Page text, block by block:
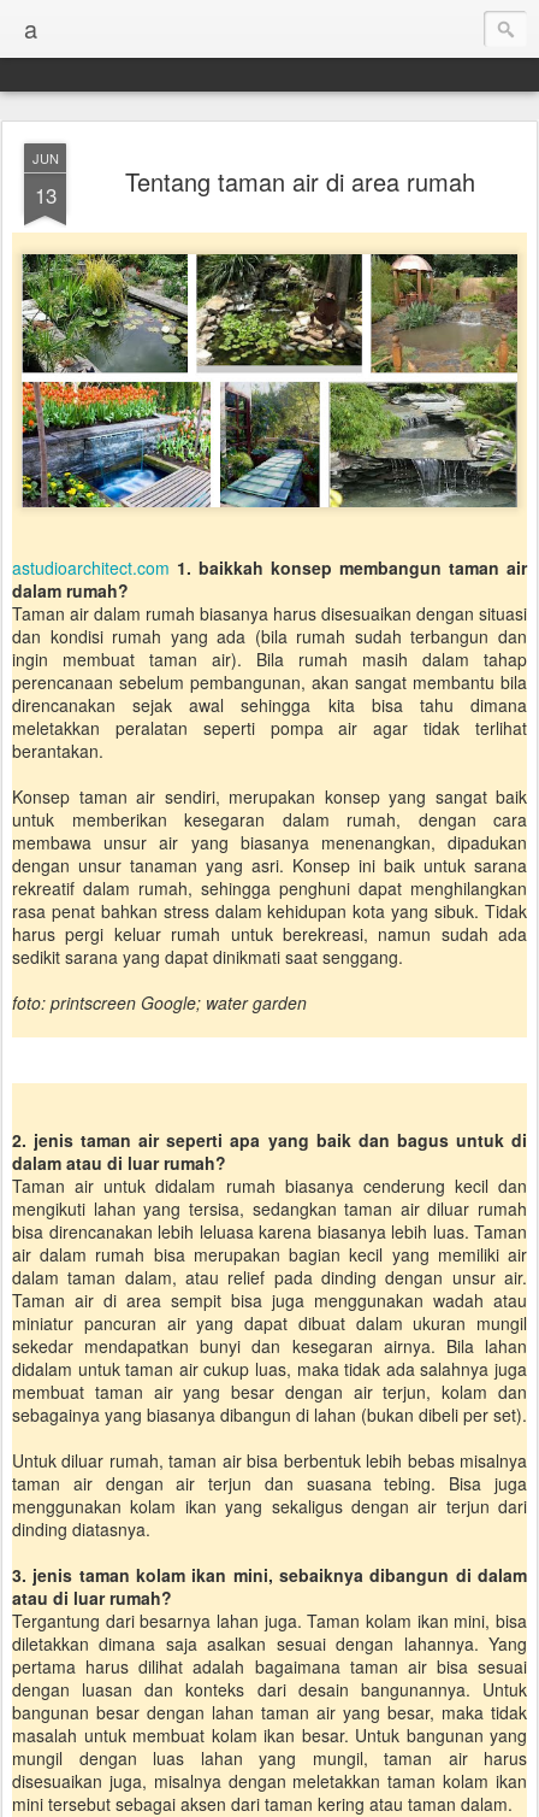
a
JUN
13 Tentang taman air di area rumah
astudioarchitect.com 1. baikkah konsep membangun taman air
dalam rumah?
Taman air dalam rumah biasanya harus disesuaikan dengan situasi
dan kondisi rumah yang ada (bila rumah sudah terbangun dan
ingin membuat taman air). Bila rumah masih dalam tahap
perencanaan sebelum pembangunan, akan sangat membantu bila
direncanakan sejak awal sehingga kita bisa tahu dimana
meletakkan peralatan seperti pompa air agar tidak terlihat
berantakan.
Konsep taman air sendiri, merupakan konsep yang sangat baik
untuk memberikan kesegaran dalam rumah, dengan cara
membawa unsur air yang biasanya menenangkan, dipadukan
dengan unsur tanaman yang asri. Konsep ini baik untuk sarana
rekreatif dalam rumah, sehingga penghuni dapat menghilangkan
rasa penat bahkan stress dalam kehidupan kota yang sibuk. Tidak
harus pergi keluar rumah untuk berekreasi, namun sudah ada
sedikit sarana yang dapat dinikmati saat senggang.
foto: printscreen Google; water garden
2. jenis taman air seperti apa yang baik dan bagus untuk di
dalam atau di luar rumah?
Taman air untuk didalam rumah biasanya cenderung kecil dan
mengikuti lahan yang tersisa, sedangkan taman air diluar rumah
bisa direncanakan lebih leluasa karena biasanya lebih luas. Taman
air dalam rumah bisa merupakan bagian kecil yang memiliki air
dalam taman dalam, atau relief pada dinding dengan unsur air.
Taman air di area sempit bisa juga menggunakan wadah atau
miniatur pancuran air yang dapat dibuat dalam ukuran mungil
sekedar mendapatkan bunyi dan kesegaran airnya. Bila lahan
didalam untuk taman air cukup luas, maka tidak ada salahnya juga
membuat taman air yang besar dengan air terjun, kolam dan
sebagainya yang biasanya dibangun di lahan (bukan dibeli per set).
Untuk diluar rumah, taman air bisa berbentuk lebih bebas misalnya
taman air dengan air terjun dan suasana tebing. Bisa juga
menggunakan kolam ikan yang sekaligus dengan air terjun dari
dinding diatasnya.
3. jenis taman kolam ikan mini, sebaiknya dibangun di dalam
atau di luar rumah?
Tergantung dari besarnya lahan juga. Taman kolam ikan mini, bisa
diletakkan dimana saja asalkan sesuai dengan lahannya. Yang
pertama harus dilihat adalah bagaimana taman air bisa sesuai
dengan luasan dan konteks dari desain bangunannya. Untuk
bangunan besar dengan lahan taman air yang besar, maka tidak
masalah untuk membuat kolam ikan besar. Untuk bangunan yang
mungil dengan luas lahan yang mungil, taman air harus
disesuaikan juga, misalnya dengan meletakkan taman kolam ikan
mini tersebut sebagai aksen dari taman kering atau taman dalam.